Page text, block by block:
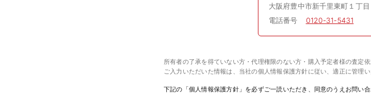
大阪府豊中市新千里東町１丁
電話番号
0120-31-5431
所有者の了承を得ていない方・代理権限のない方・購入予定者様の査定依
ご入力いただいた情報は、当社の個人情報保護方針に従い、適正に管理い
下記の「個人情報保護方針」を必ずご一読いただき、同意のうえお問い合